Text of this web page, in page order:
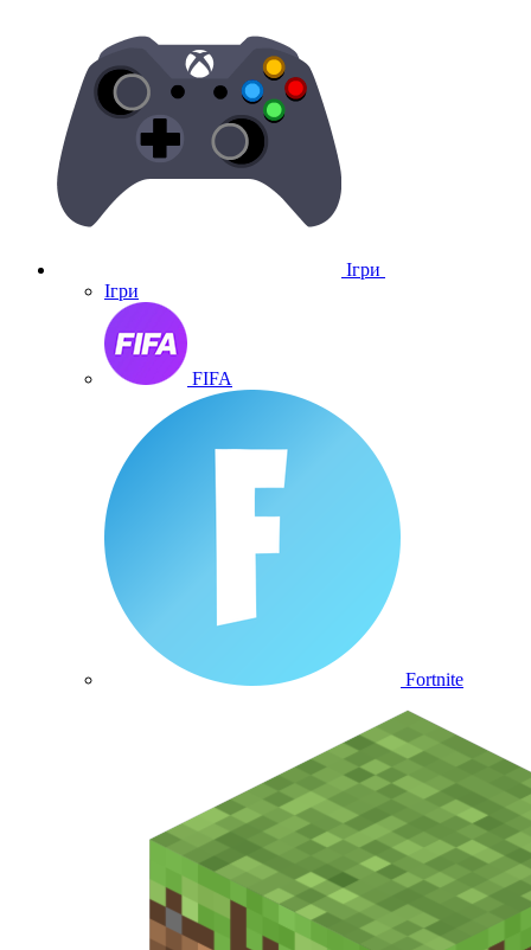
Ігри
Ігри
FIFA
Fortnite